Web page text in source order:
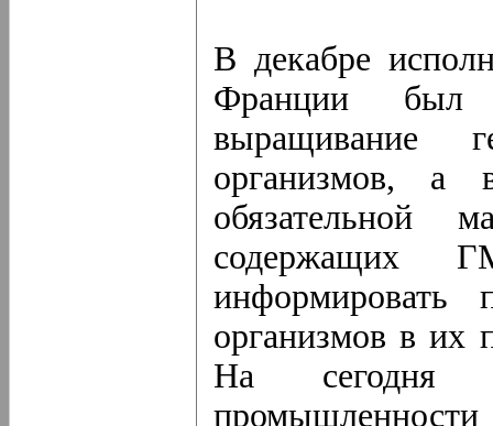
В декабре
Франции был
выращивание
организмов, а
обязательной
содержащих
информировать
организмов в их
На сегодня
промышленности